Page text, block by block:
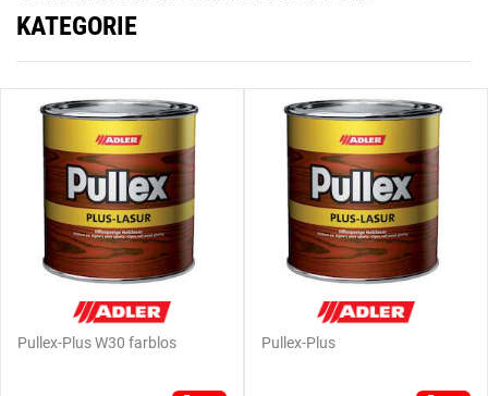
KATEGORIE
Pullex-Plus W30 farblos Pullex-Plus